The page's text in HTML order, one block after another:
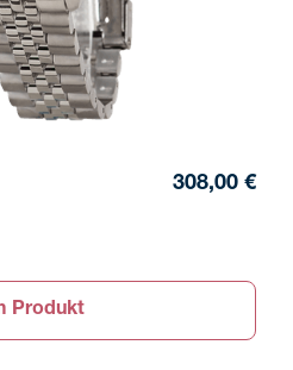
308,00 €
Produkt